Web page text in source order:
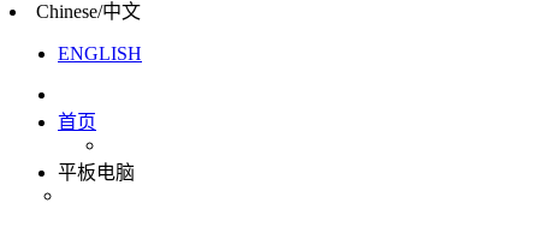
Chinese/中文
ENGLISH
首页
平板电脑